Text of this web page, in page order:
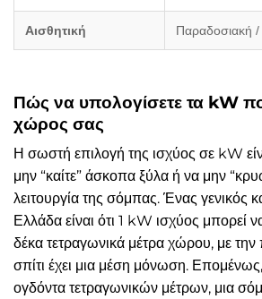
Αισθητική Παραδοσιακή
Πώς να υπολογίσετε τα kW
χώρος σας
Η σωστή επιλογή της ισχύος σε kW
μην “καίτε” άσκοπα ξύλα ή να μην
λειτουργία της σόμπας. Ένας γενικός
Ελλάδα είναι ότι 1 kW ισχύος μπορεί
δέκα τετραγωνικά μέτρα χώρου, με
σπίτι έχει μια μέση μόνωση. Επομένως,
ογδόντα τετραγωνικών μέτρων, μια